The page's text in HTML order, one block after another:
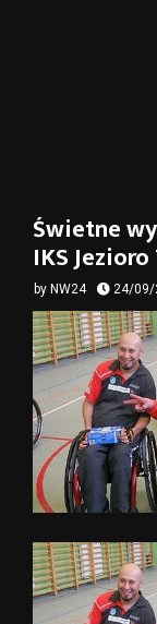
Świetne
IKS
by NW24 24/09/